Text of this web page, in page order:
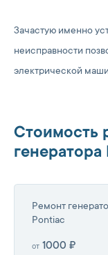
Зачастую именно
неисправности
электрической
Стоимость
Ремонт
Pontiac
от 1000 ₽